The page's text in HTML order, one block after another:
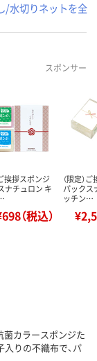
/水切りネットを全
スポンサー
ご挨拶スポンジ
ナチュロン キ
（税込）
（限定）
パックス
ッチン…
カラースポンジた
入りの不織布で、パ